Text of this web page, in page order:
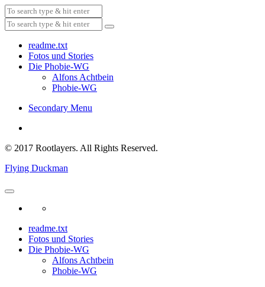
readme.txt
Fotos und Stories
Die Phobie-WG
Alfons Achtbein
Phobie-WG
Secondary Menu
© 2017 Rootlayers. All Rights Reserved.
Flying Duckman
readme.txt
Fotos und Stories
Die Phobie-WG
Alfons Achtbein
Phobie-WG